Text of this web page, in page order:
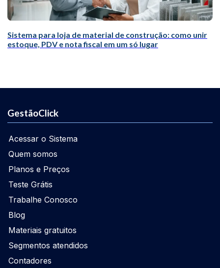
Sistema para loja de material de construção: como unir
estoque, PDV e nota fiscal em um só lugar
GestãoClick
Acessar o Sistema
Quem somos
Planos e Preços
Teste Grátis
Trabalhe Conosco
Blog
Materiais gratuitos
Segmentos atendidos
Contadores